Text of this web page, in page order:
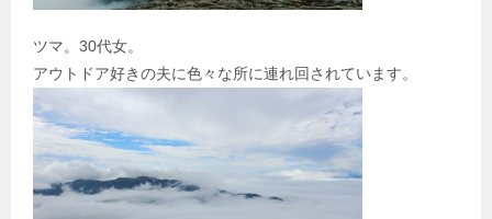
ツマ。30代女。
アウトドア好きの夫に色々な所に連れ回されています。